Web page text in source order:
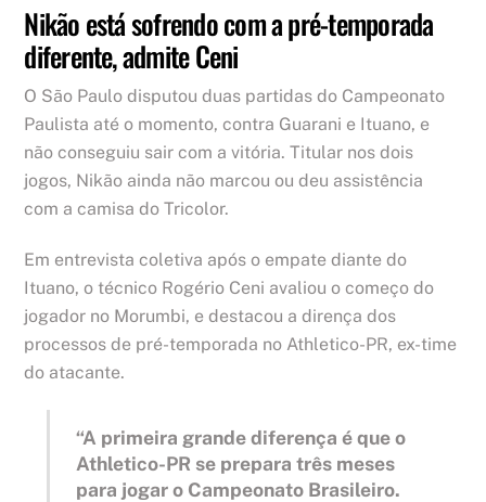
Nikão está sofrendo com a pré-temporada
diferente, admite Ceni
O São Paulo disputou duas partidas do Campeonato
Paulista até o momento, contra Guarani e Ituano, e
não conseguiu sair com a vitória. Titular nos dois
jogos, Nikão ainda não marcou ou deu assistência
com a camisa do Tricolor.
Em entrevista coletiva após o empate diante do
Ituano, o técnico Rogério Ceni avaliou o começo do
jogador no Morumbi, e destacou a dirença dos
processos de pré-temporada no Athletico-PR, ex-time
do atacante.
“A primeira grande diferença é que o
Athletico-PR se prepara três meses
para jogar o Campeonato Brasileiro.